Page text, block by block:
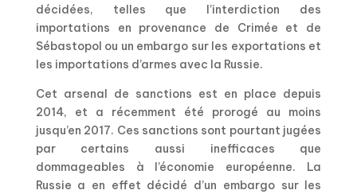
décidées, telles que l’interdiction des
importations en provenance de Crimée et de
Sébastopol ou un embargo sur les exportations et
les importations d’armes avec la Russie.
Cet arsenal de sanctions est en place depuis
2014, et a récemment été prorogé au moins
jusqu’en 2017. Ces sanctions sont pourtant jugées
par certains aussi inefficaces que
dommageables à l’économie européenne. La
Russie a en effet décidé d’un embargo sur les